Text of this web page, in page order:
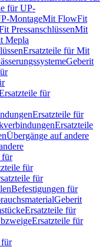
für UP-
MontageMit FlowFit
PressanschlüssenMit
Mepla
Ersatzteile für Mit
Geberit
für
Ersatzteile für
Ersatzteile
Übergänge auf andere
für
für
für
Befestigungen für
Geberit
Ersatzteile für
Ersatzteile für
für